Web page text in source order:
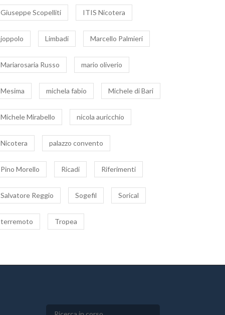
Giuseppe Scopelliti ITIS Nicotera
joppolo Limbadi Marcello Palmieri
Mariarosaria Russo mario oliverio
Mesima michela fabio Michele di Bari
Michele Mirabello nicola auricchio
Nicotera palazzo convento
Pino Morello Ricadi Riferimenti
Salvatore Reggio Sogefil Sorical
terremoto Tropea